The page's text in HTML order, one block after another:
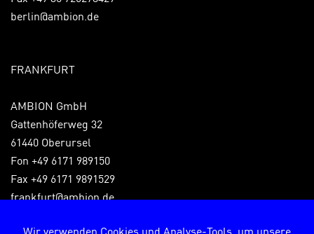
Wir verwenden Cookies und Analyse-Tools, um unsere
berlin@ambion.de
FRANKFURT
AMBION GmbH
Gattenhöferweg 32
61440 Oberursel
Fon +49 6171 989150
Fax +49 6171 9891529
frankfurt@ambion.de